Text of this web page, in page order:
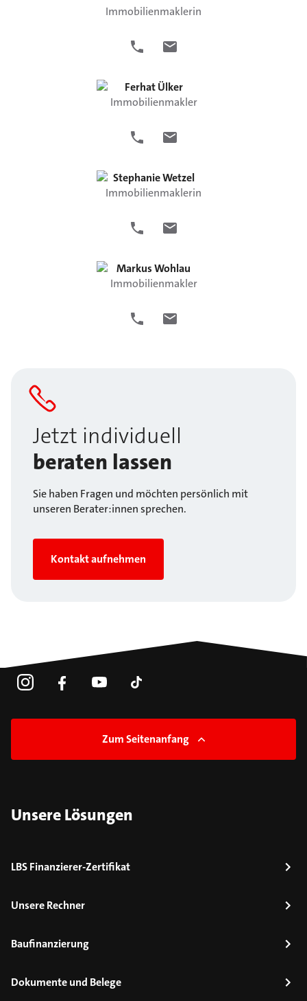
Immobilienmaklerin
Ferhat Ülker
Immobilienmakler
StephanieWetzel
Immobilienmaklerin
MarkusWohlau
Immobilienmakler
Jetzt individuell
beraten lassen
Sie haben Fragen und möchten persönlich mit
unseren Berater:innen sprechen.
Kontakt aufnehmen
Zum Seitenanfang
Unsere Lösungen
LBS Finanzierer-Zertifikat
Unsere Rechner
Baufinanzierung
Dokumente und Belege